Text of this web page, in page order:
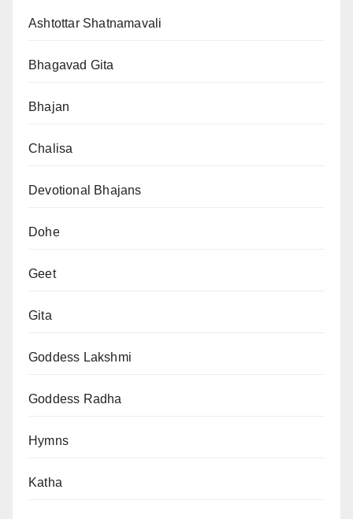
Ashtottar Shatnamavali
Bhagavad Gita
Bhajan
Chalisa
Devotional Bhajans
Dohe
Geet
Gita
Goddess Lakshmi
Goddess Radha
Hymns
Katha